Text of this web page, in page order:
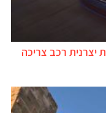
יצרנית רכב צריכה